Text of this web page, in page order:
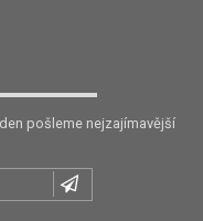
pošleme nejzajímavější